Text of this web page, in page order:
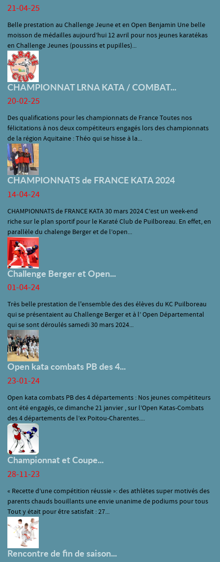
21-04-25
Belle prestation au Challenge Jeune et en Open Benjamin Une belle
moisson de médailles aujourd’hui 12 avril pour nos jeunes karatékas
en Challenge Jeunes (poussins et pupilles)...
CHAMPIONNAT LRNA KATA / COMBAT...
20-02-25
Des qualifications pour les championnats de France Toutes nos
félicitations à nos deux compétiteurs engagés lors des championnats
de la région Aquitaine : Théo qui se hisse à la...
CHAMPIONNATS de FRANCE KATA 2024
14-04-24
CHAMPIONNATS de FRANCE KATA 30 mars 2024 C’est un week-end
riche sur le plan sportif pour le Karaté Club de Puilboreau. En effet, en
parallèle du chalenge Berger et de l’open...
Challenge Berger et Open...
01-04-24
Très belle prestation de l'ensemble des des élèves du KC Puilboreau
qui se présentaient au Challenge Berger et à l’ Open Départemental
qui se sont déroulés samedi 30 mars 2024...
Open kata combats PB des 4...
23-01-24
Open kata combats PB des 4 départements : Nos jeunes compétiteurs
ont été engagés, ce dimanche 21 janvier , sur l’Open Katas-Combats
des 4 départements de l’ex Poitou-Charentes....
Championnat et Coupe...
28-11-23
« Recette d’une compétition réussie »: des athlètes super motivés des
parents chauds bouillants une envie unanime de podiums pour tous
Tout y était pour être satisfait : 27...
Rencontre de fin de saison...